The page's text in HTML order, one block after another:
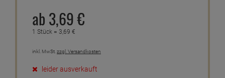
ab 3,69€
1 Stück = 3,69 €
inkl. MwSt.zzgl. Versandkosten
leider ausverkauft